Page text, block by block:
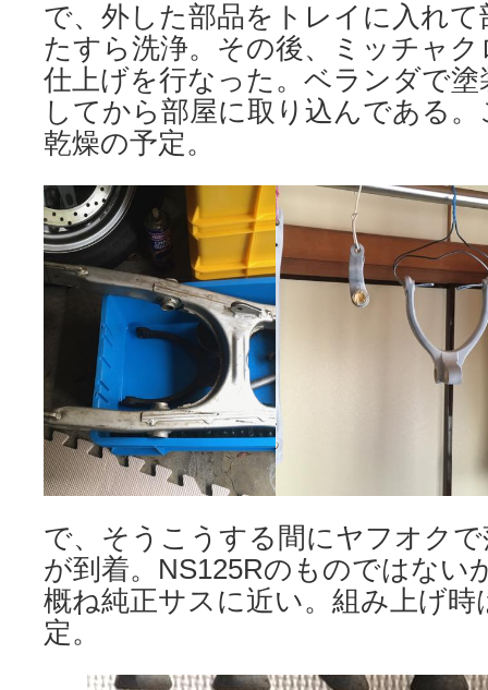
で、外した部品をトレイに入れ
たすら洗浄。その後、ミッチャ
仕上げを行なった。ベランダで
してから部屋に取り込んである
乾燥の予定。
で、そうこうする間にヤフオク
が到着。NS125Rのものではない
概ね純正サスに近い。組み上げ
定。